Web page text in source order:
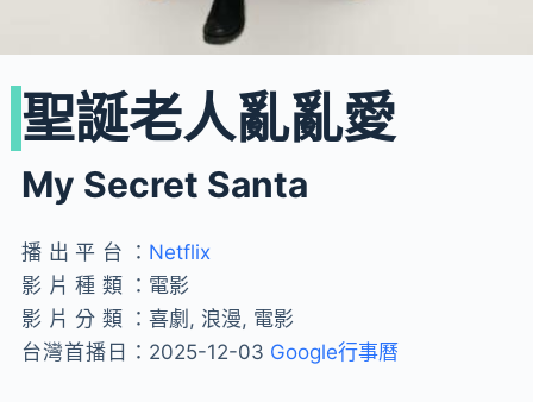
聖誕老人亂亂愛
My Secret Santa
播出平台： Netflix
影片種類： 電影
影片分類：喜劇, 浪漫, 電影
台灣首播日： 2025-12-03 Google行事曆